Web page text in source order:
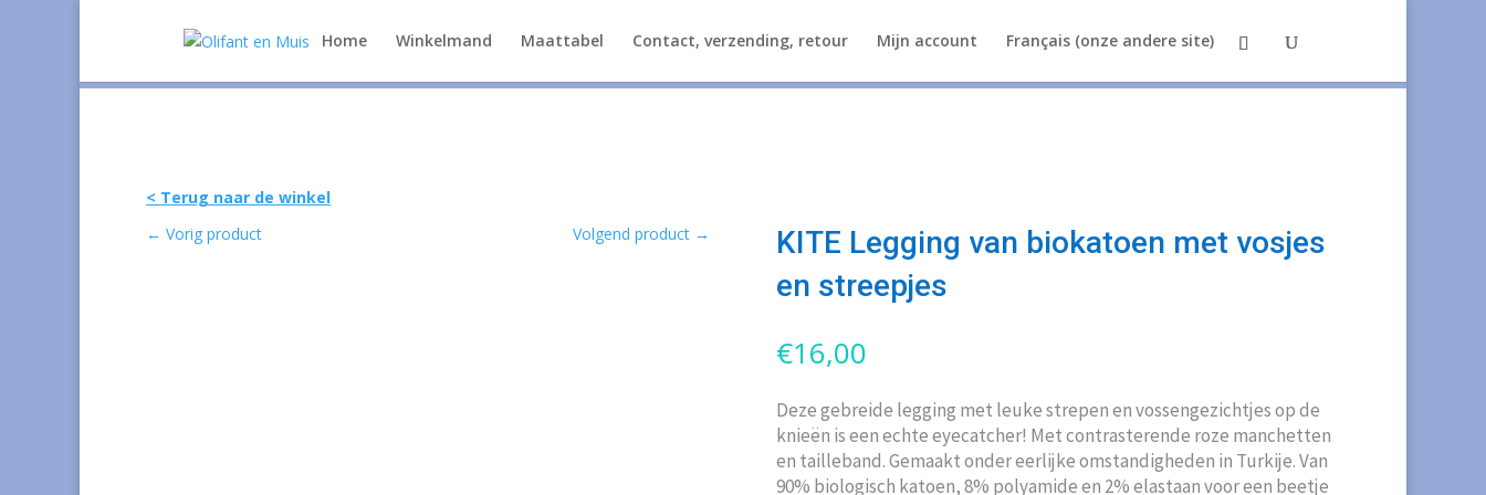
Home Winkelmand Maattabel Contact, verzending, retour Mijn account Français (onze andere site)
< Terug naar de winkel
← Vorig product Volgend product →
KITE Legging van biokatoen met vosjes
en streepjes
€16,00
Deze gebreide legging met leuke strepen en vossengezichtjes op de
knieën is een echte eyecatcher! Met contrasterende roze manchetten
en tailleband. Gemaakt onder eerlijke omstandigheden in Turkije. Van
90% biologisch katoen, 8% polyamide en 2% elastaan voor een beetje